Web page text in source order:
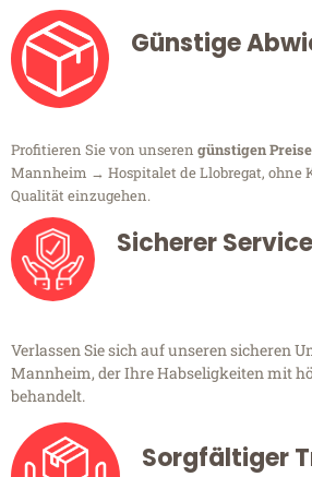
Günstige
Profitieren Sie von unseren günstigen
Mannheim → Hospitalet de Llobregat, ohne
Qualität einzugehen.
Sicherer Service
Verlassen Sie sich auf unseren sicheren
Mannheim, der Ihre Habseligkeiten mit
behandelt.
Sorgfältiger